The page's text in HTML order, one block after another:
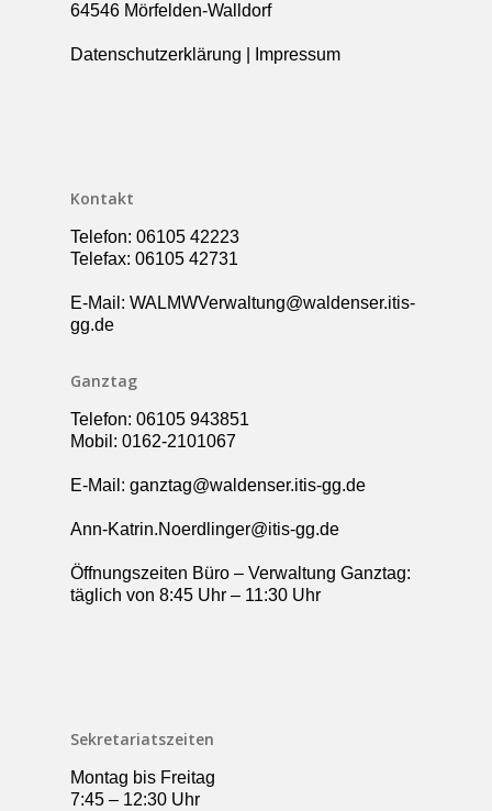
64546 Mörfelden-Walldorf
Datenschutzerklärung Impressum
Kontakt
Telefon: 06105 42223
Telefax: 06105 42731
E-Mail: WALMWVerwaltung@waldenser.itis-
gg.de
Ganztag
Telefon: 06105 943851
Mobil: 0162-2101067
E-Mail: ganztag@waldenser.itis-gg.de
Ann-Katrin.Noerdlinger@itis-gg.de
Öffnungszeiten Büro – Verwaltung Ganztag:
täglich von 8:45 Uhr – 11:30 Uhr
Sekretariatszeiten
Montag bis Freitag
7:45 – 12:30 Uhr